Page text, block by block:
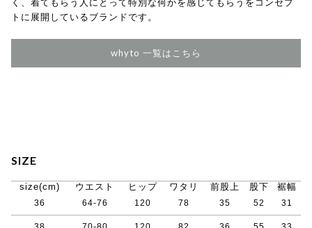
トに展開しているブランドです。
whyto 一覧はこちら
SIZE
size(cm) ウエスト ヒップ ワタリ 前股上 股下 裾幅
36 64-76 120 78 35 52 31